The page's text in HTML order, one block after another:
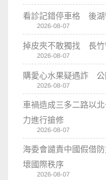
看診記錯停車格 後湖
2026-08-07
掉皮夾不敢獨找 長竹
2026-08-07
購愛心水果疑遇詐 公
2026-08-07
車禍造成三多二路以
力進行搶修
2026-08-07
海委會譴責中國假借
壞國際秩序
2026-08-07